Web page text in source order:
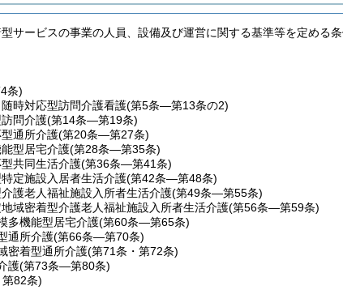
サービスの事業の人員、設備及び運営に関する基準等を定める条
条)
時対応型訪問介護看護(第5条―第13条の2)
問介護(第14条―第19条)
通所介護(第20条―第27条)
型居宅介護(第28条―第35条)
共同生活介護(第36条―第41条)
定施設入居者生活介護(第42条―第48条)
護老人福祉施設入所者生活介護(第49条―第55条)
域密着型介護老人福祉施設入所者生活介護(第56条―第59条)
多機能型居宅介護(第60条―第65条)
通所介護(第66条―第70条)
密着型通所介護(第71条・第72条)
護(第73条―第80条)
82条)